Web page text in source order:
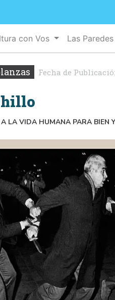
con Vos Las
Fecha de
LA VIDA HUMANA PARA BIEN